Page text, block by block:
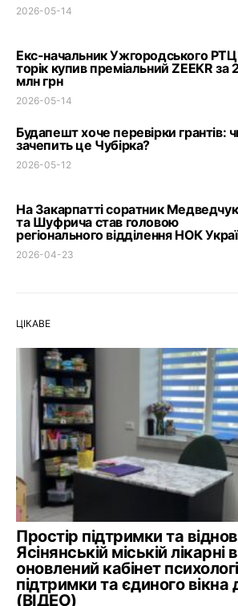
2026-05-14
Екс-начальник Ужгородського
торік купив преміальний ZEEKR за
млн грн
2026-05-14
Будапешт хоче перевірки грантів:
зачепить це Чубірка?
2026-05-12
На Закарпатті соратник
та Шуфрича став головою
регіонального відділення НОК
2026-04-23
ЦІКАВЕ
Простір підтримки та
Ясінянській міській лікарні
оновлений кабінет
підтримки та єдиного вікна
(ВІДЕО)